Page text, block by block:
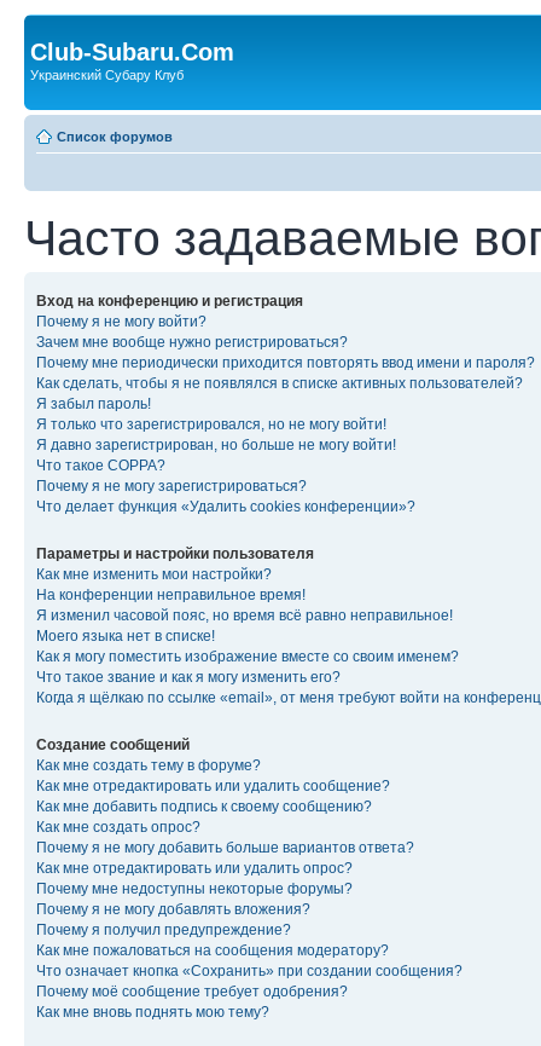
Club-Subaru.Com
Украинский Субару Клуб
Список форумов
Часто задаваемые
Вход на конференцию и регистрация
Почему я не могу войти?
Зачем мне вообще нужно регистрироваться?
Почему мне периодически приходится повторять ввод имени и пароля?
Как сделать, чтобы я не появлялся в списке активных пользователей?
Я забыл пароль!
Я только что зарегистрировался, но не могу войти!
Я давно зарегистрирован, но больше не могу войти!
Что такое COPPA?
Почему я не могу зарегистрироваться?
Что делает функция «Удалить cookies конференции»?
Параметры и настройки пользователя
Как мне изменить мои настройки?
На конференции неправильное время!
Я изменил часовой пояс, но время всё равно неправильное!
Моего языка нет в списке!
Как я могу поместить изображение вместе со своим именем?
Что такое звание и как я могу изменить его?
Когда я щёлкаю по ссылке «email», от меня требуют войти на
Создание сообщений
Как мне создать тему в форуме?
Как мне отредактировать или удалить сообщение?
Как мне добавить подпись к своему сообщению?
Как мне создать опрос?
Почему я не могу добавить больше вариантов ответа?
Как мне отредактировать или удалить опрос?
Почему мне недоступны некоторые форумы?
Почему я не могу добавлять вложения?
Почему я получил предупреждение?
Как мне пожаловаться на сообщения модератору?
Что означает кнопка «Сохранить» при создании сообщения?
Почему моё сообщение требует одобрения?
Как мне вновь поднять мою тему?